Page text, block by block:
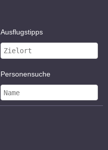
Ausflugstipps
Personensuche